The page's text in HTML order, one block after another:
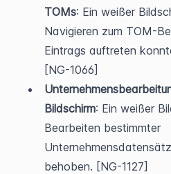
TOMs: Ein weißer
Navigieren zum TOM-
Eintrags auftreten
[NG-1066]
Bildschirm: Ein weißer
Bearbeiten bestimmter
behoben. [NG-1127]